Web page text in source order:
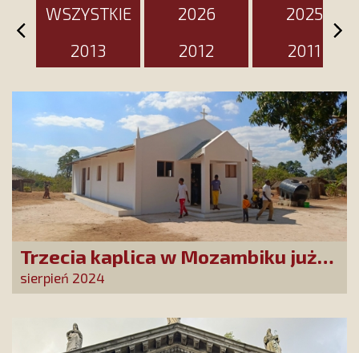
WSZYSTKIE 2026
2025
2013
2012 2011
Trzecia kaplica w Mozambiku już
służy lokalnej społeczności
sierpień 2024